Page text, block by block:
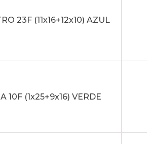
23F (11x16+12x10) AZUL
10F (1x25+9x16) VERDE